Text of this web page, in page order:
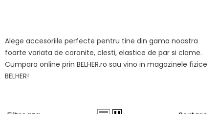
Alege accesoriile perfecte pentru tine din gama noastra
foarte variata de coronite, clesti, elastice de par si clame.
Cumpara online prin BELHER.ro sau vino in magazinele fizice
BELHER!